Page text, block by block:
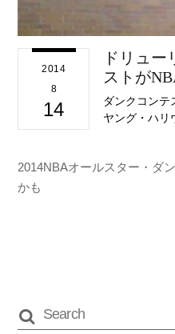
2014
8
14
ドリュ
ストが
ダンクコンテ
ヤング・ハリ
2014NBAオールスター・ダ
かも